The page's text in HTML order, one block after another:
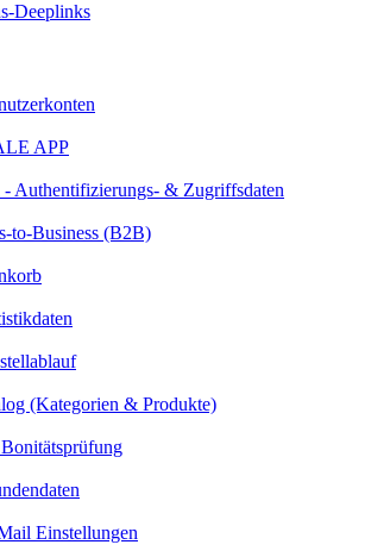
Deeplinks
APP
- Authentifizierungs- & Zugriffsdaten
to-Business (B2B)
(Kategorien & Produkte)
Einstellungen